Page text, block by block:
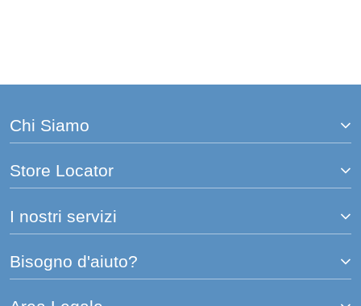
Chi Siamo
Store Locator
I nostri servizi
Bisogno d'aiuto?